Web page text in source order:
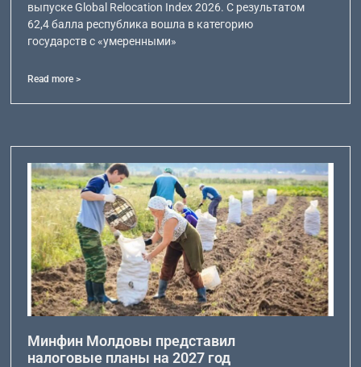
выпуске Global Relocation Index 2026. С результатом
62,4 балла республика вошла в категорию
государств с «умеренными»
Read more >
Минфин Молдовы представил
налоговые планы на 2027 год